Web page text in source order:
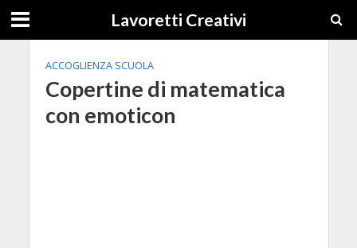
Lavoretti Creativi
ACCOGLIENZA SCUOLA
Copertine di matematica
con emoticon